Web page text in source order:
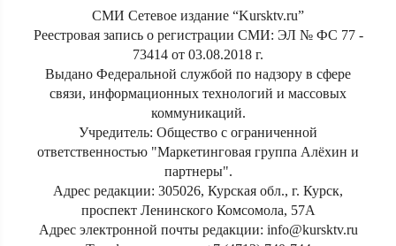
СМИ Сетевое издание “Kursktv.ru”
Реестровая запись о регистрации СМИ: ЭЛ № ФС 77 -
73414 от 03.08.2018 г.
Выдано Федеральной службой по надзору в сфере
связи, информационных технологий и массовых
коммуникаций.
Учредитель: Общество с ограниченной
ответственностью "Маркетинговая группа Алёхин и
партнеры".
Адрес редакции: 305026, Курская обл., г. Курск,
проспект Ленинского Комсомола, 57А
Адрес электронной почты редакции: info@kursktv.ru